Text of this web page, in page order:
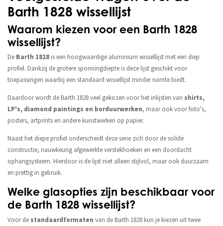
Barth 1828 wissellijst
Waarom kiezen voor een Barth 1828
wissellijst?
De Barth 1828is een hoogwaardige aluminium wissellijst met een diep
profiel. Dankzij de grotere sponningdiepte is deze lijst geschikt voor
toepassingen waarbij een standaard wissellijst minder ruimte biedt.
Daardoor wordt de Barth 1828 veel gekozen voor het inlijsten van shirts,
LP's, diamond paintings en borduurwerken, maar ook voor foto's,
posters, artprints en andere kunstwerken op papier.
Naast het diepe profiel onderscheidt deze serie zich door de solide
constructie, nauwkeurig afgewerkte verstekhoeken en een doordacht
ophangsysteem. Hierdoor is de lijst niet alleen stijlvol, maar ook duurzaam
en prettig in gebruik.
Welke glasopties zijn beschikbaar voor
de Barth 1828 wissellijst?
Voor de standaardformaten van de Barth 1828 kun je kiezen uit twee